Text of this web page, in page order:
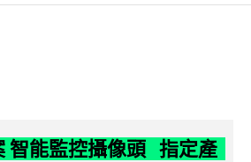
智能監控攝像頭 指定產